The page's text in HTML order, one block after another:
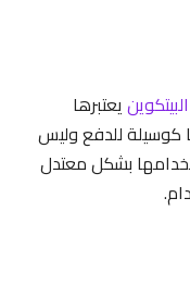
البيتكوينيعتبرها
كوسيلة للدفع وليس
بشكل معتدل